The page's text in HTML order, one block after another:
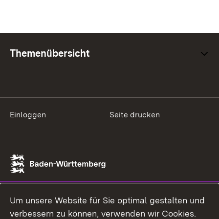
Themenübersicht
Einloggen Seite drucken
Um unsere Website für Sie optimal gestalten und
verbessern zu können, verwenden wir Cookies.